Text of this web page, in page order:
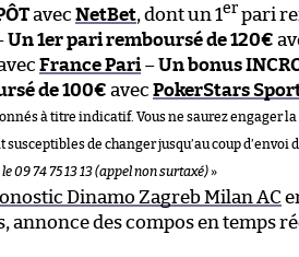
avec NetBet, dont un 1er pari
Un 1er pari remboursé de 120€
France Pari–Un bonus
de 100€ avec PokerStars
à titre indicatif. Vous ne saurez engager
susceptibles de changer jusqu’au coup d’envoi
09 74 75 13 13 (appel non surtaxé)»
Dinamo Zagreb Milan AC
annonce des compos en temps